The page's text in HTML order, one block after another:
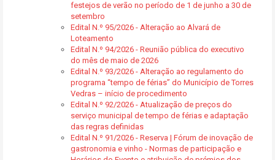
festejos de verão no período de 1 de junho a 30 de
setembro
Edital N.º 95/2026 - Alteração ao Alvará de
Loteamento
Edital N.º 94/2026 - Reunião pública do executivo
do mês de maio de 2026
Edital N.º 93/2026 - Alteração ao regulamento do
programa “tempo de férias” do Município de Torres
Vedras – início de procedimento
Edital N.º 92/2026 - Atualização de preços do
serviço municipal de tempo de férias e adaptação
das regras definidas
Edital N.º 91/2026 - Reserva | Fórum de inovação de
gastronomia e vinho - Normas de participação e